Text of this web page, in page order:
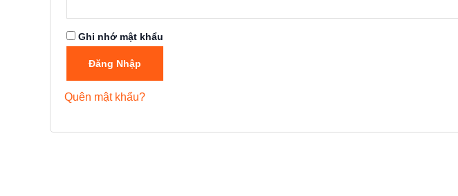
Ghi nhớ mật khẩu
Đăng Nhập
Quên mật khẩu?